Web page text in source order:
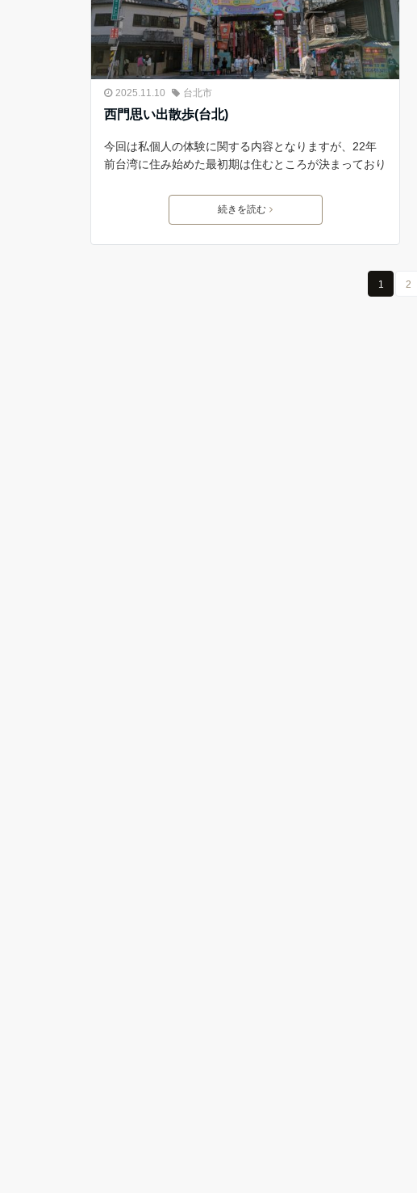
2025.11.10 台北市
西門思い出散歩(台北)
今回は私個人の体験に関する内容となりますが、22年
前台湾に住み始めた最初期は住むところが決まっており
続きを読む
1 2